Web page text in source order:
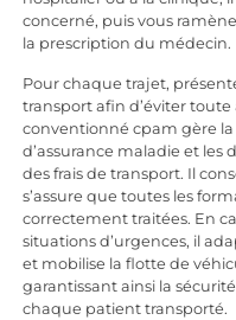
concerné, puis vous
la prescription du médecin.
Pour chaque trajet,
transport afin d’éviter toute
conventionné cpam gère
d’assurance maladie et
des frais de transport. Il
s’assure que toutes les
correctement traitées. En
situations d’urgences, il
et mobilise la flotte de
garantissant ainsi la
chaque patient transporté.